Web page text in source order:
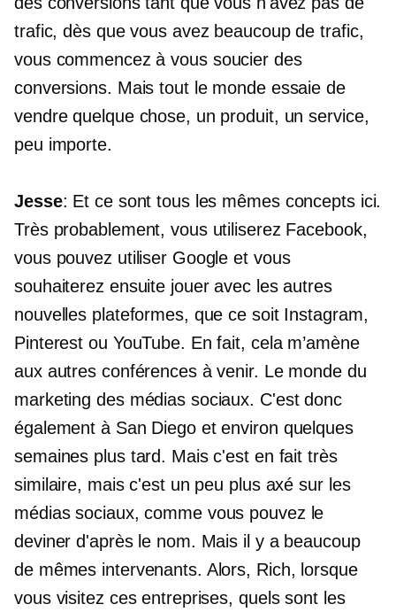
trafic, dès que vous avez beaucoup de trafic,
vous commencez à vous soucier des
conversions. Mais tout le monde essaie de
vendre quelque chose, un produit, un service,
peu importe.
Jesse: Et ce sont tous les mêmes concepts ici.
Très probablement, vous utiliserez Facebook,
vous pouvez utiliser Google et vous
souhaiterez ensuite jouer avec les autres
nouvelles plateformes, que ce soit Instagram,
Pinterest ou YouTube. En fait, cela m’amène
aux autres conférences à venir. Le monde du
marketing des médias sociaux. C'est donc
également à San Diego et environ quelques
semaines plus tard. Mais c'est en fait très
similaire, mais c'est un peu plus axé sur les
médias sociaux, comme vous pouvez le
deviner d'après le nom. Mais il y a beaucoup
de mêmes intervenants. Alors, Rich, lorsque
vous visitez ces entreprises, quels sont les